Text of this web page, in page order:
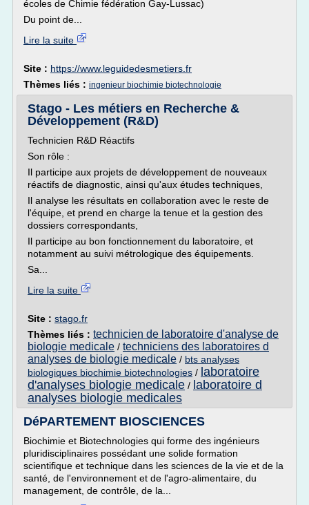
écoles de Chimie fédération Gay-Lussac)
Du point de...
Lire la suite
Site : https://www.leguidedesmetiers.fr
Thèmes liés : ingenieur biochimie biotechnologie
Stago - Les métiers en Recherche &
Développement (R&D)
Technicien R&D Réactifs
Son rôle :
Il participe aux projets de développement de nouveaux
réactifs de diagnostic, ainsi qu'aux études techniques,
Il analyse les résultats en collaboration avec le reste de
l'équipe, et prend en charge la tenue et la gestion des
dossiers correspondants,
Il participe au bon fonctionnement du laboratoire, et
notamment au suivi métrologique des équipements.
Sa...
Lire la suite
Site : stago.fr
Thèmes liés : technicien de laboratoire d'analyse de
biologie medicale / techniciens des laboratoires d
analyses de biologie medicale / bts analyses
biologiques biochimie biotechnologies / laboratoire
d'analyses biologie medicale / laboratoire d
analyses biologie medicales
DéPARTEMENT BIOSCIENCES
Biochimie et Biotechnologies qui forme des ingénieurs
pluridisciplinaires possédant une solide formation
scientifique et technique dans les sciences de la vie et de la
santé, de l'environnement et de l'agro-alimentaire, du
management, de contrôle, de la...